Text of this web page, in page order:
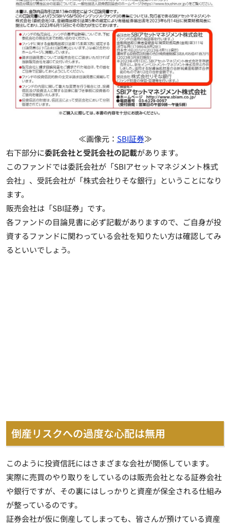
≪画像元： SBI証券≫
右下部分に委託会社と受託会社の記載があります。
このファンドでは委託会社が「SBIアセットマネジメント株式
会社」、受託会社が「株式会社りそな銀行」ということになり
ます。
販売会社は「SBI証券」です。
各ファンドの目論見書に必ず記載がありますので、ご自身が投
資するファンドに関わっている会社を知りたい方は確認してみ
るといいでしょう。
倒産リスクへの過度な心配は無用
このように投資信託にはさまざまな会社が関係しています。
実際に売買のやり取りをしているのは販売会社となる証券会社
や銀行ですが、その裏にはしっかりと資産が保全される仕組み
が整っているのです。
証券会社が仮に倒産してしまっても、皆さんが預けている資産